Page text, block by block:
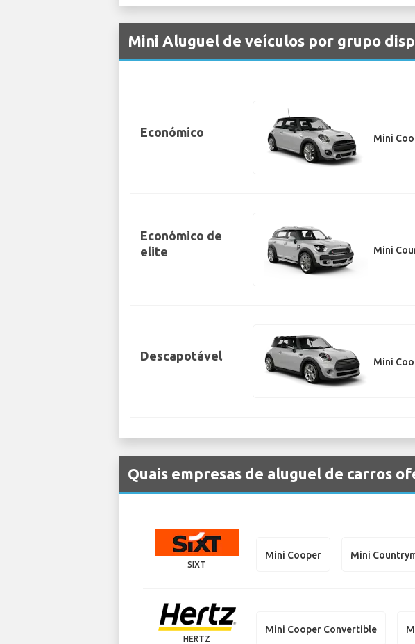
Mini Aluguel de veículos por grupo
Económico Mini
Económico de
elite
Mini
Descapotável Mini
Quais empresas de aluguel de carros
SIXT
Mini Cooper Mini
HERTZ
Mini Cooper Convertible